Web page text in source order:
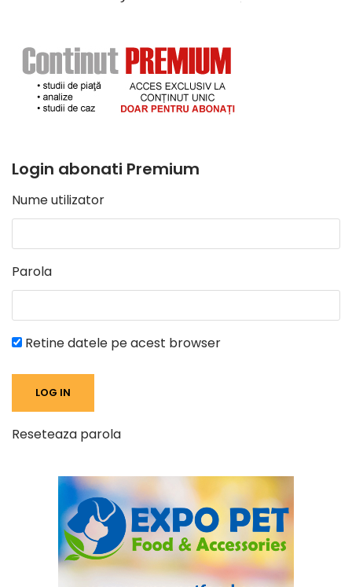
Login abonati Premium
Nume utilizator
Parola
Retine datele pe acest browser
Reseteaza parola